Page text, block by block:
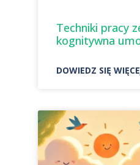
Techniki pracy
kognitywna
DOWIEDZ SIĘ